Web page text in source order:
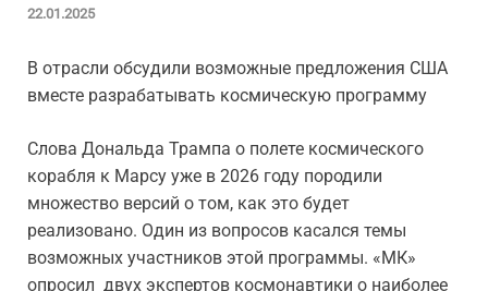
22.01.2025
В отрасли обсудили возможные предложения США
вместе разрабатывать космическую программу
Слова Дональда Трампа о полете космического
корабля к Марсу уже в 2026 году породили
множество версий о том, как это будет
реализовано. Один из вопросов касался темы
возможных участников этой программы. «МК»
опросил двух экспертов космонавтики о наиболее